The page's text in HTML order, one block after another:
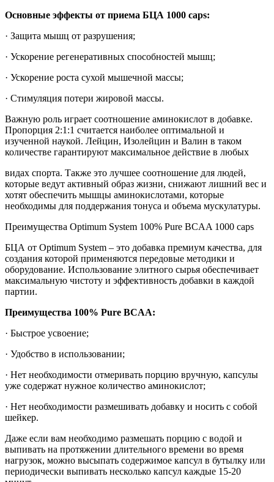
Основные эффекты от приема БЦА 1000 caps:
· Защита мышц от разрушения;
· Ускорение регенеративных способностей мышц;
· Ускорение роста сухой мышечной массы;
· Стимуляция потери жировой массы.
Важную роль играет соотношение аминокислот в добавке.
Пропорция 2:1:1 считается наиболее оптимальной и
изученной наукой. Лейцин, Изолейцин и Валин в таком
количестве гарантируют максимальное действие в любых
видах спорта. Также это лучшее соотношение для людей,
которые ведут активный образ жизни, снижают лишний вес и
хотят обеспечить мышцы аминокислотами, которые
необходимы для поддержания тонуса и объема мускулатуры.
Преимущества Optimum System 100% Pure BCAA 1000 caps
БЦА от Optimum System – это добавка премиум качества, для
создания которой применяются передовые методики и
оборудование. Использование элитного сырья обеспечивает
максимальную чистоту и эффективность добавки в каждой
партии.
Преимущества 100% Pure BCAA:
· Быстрое усвоение;
· Удобство в использовании;
· Нет необходимости отмеривать порцию вручную, капсулы
уже содержат нужное количество аминокислот;
· Нет необходимости размешивать добавку и носить с собой
шейкер.
Даже если вам необходимо размешать порцию с водой и
выпивать на протяжении длительного времени во время
нагрузок, можно высыпать содержимое капсул в бутылку или
периодически выпивать несколько капсул каждые 15-20